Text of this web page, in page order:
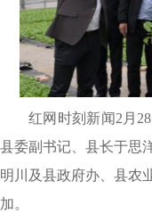
红网时刻新闻2月
县委副书记、县长于思
明川及县政府办、县农
加。